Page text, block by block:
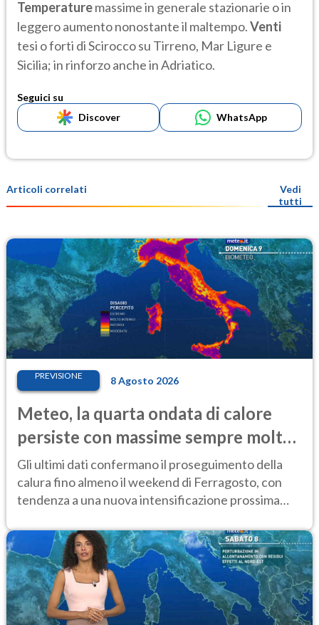
Temperaturemassime in generale stazionarie o in
leggero aumento nonostante il maltempo.Venti
tesi o forti di Scirocco su Tirreno, Mar Ligure e
Sicilia; in rinforzo anche in Adriatico.
Seguici su
Discover
WhatsApp
Articoli correlati
Vedi
tutti
PREVISIONE 8 Agosto 2026
Meteo, la quarta ondata di calore
persiste con massime sempre molto
elevate
Gli ultimi dati confermano il proseguimento della
calura fino almeno il weekend di Ferragosto, con
tendenza a una nuova intensificazione prossima